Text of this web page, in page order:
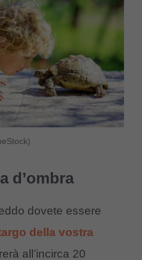
d’ombra
dovete essere
della vostra
all’incirca 20